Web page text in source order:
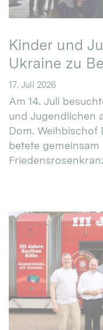
Kinder und
Ukraine zu
17. Juli 2026
Am 14. Juli
und Jugendlichen
Dom. Weihbischof
betete